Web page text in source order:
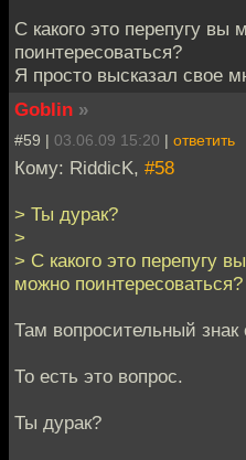
С какого это перепугу вы
поинтересоваться?
Я просто высказал свое
Goblin »
#59 | 03.06.09 15:20 | ответить
Кому: RiddicK, #58
> Ты дурак?
>
> С какого это перепугу
можно поинтересоваться?
Там вопросительный знак
То есть это вопрос.
Ты дурак?